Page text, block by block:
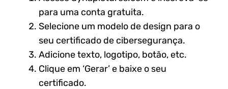
para uma conta gratuita.
Selecione um modelo de design para o
seu certificado de cibersegurança.
Adicione texto, logotipo, botão, etc.
Clique em ‘Gerar’ e baixe o seu
certificado.